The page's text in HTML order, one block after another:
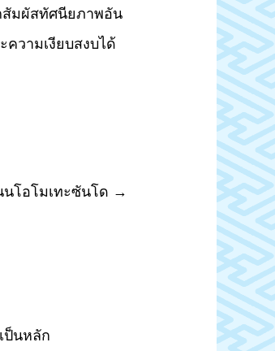
สัมผัสทัศนียภาพอัน
วามเงียบสงบได้
โอโมเทะซันโด →
ป็นหลัก